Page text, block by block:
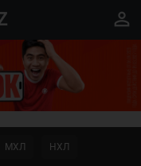
perm_identity
МХЛ НХЛ